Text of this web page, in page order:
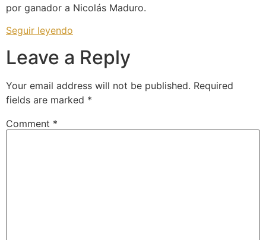
por ganador a Nicolás Maduro.
Seguir leyendo
Leave a Reply
Your email address will not be published. Required
fields are marked *
Comment *